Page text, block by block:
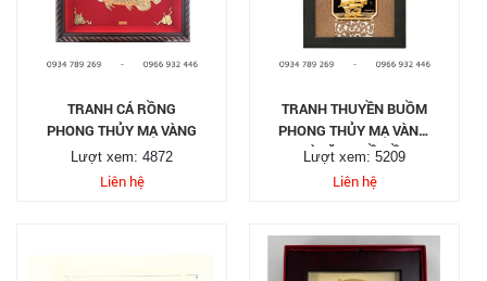
TRANH CÁ RỒNG
PHONG THỦY MẠ VÀNG
Lượt xem: 4872
Liên hệ
TRANH THUYỀN BUỒM
PHONG THỦY MẠ VÀNG,
QUÀ TẶNG ĐỒ ĐỒNG
CAO CẤP
Lượt xem: 5209
Liên hệ